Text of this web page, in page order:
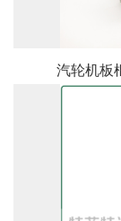
汽轮机板